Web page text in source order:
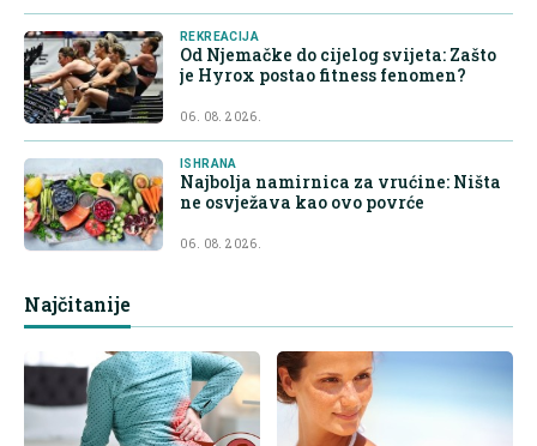
REKREACIJA
Od Njemačke do cijelog svijeta: Zašto
je Hyrox postao fitness fenomen?
06. 08. 2026.
ISHRANA
Najbolja namirnica za vrućine: Ništa
ne osvježava kao ovo povrće
06. 08. 2026.
Najčitanije